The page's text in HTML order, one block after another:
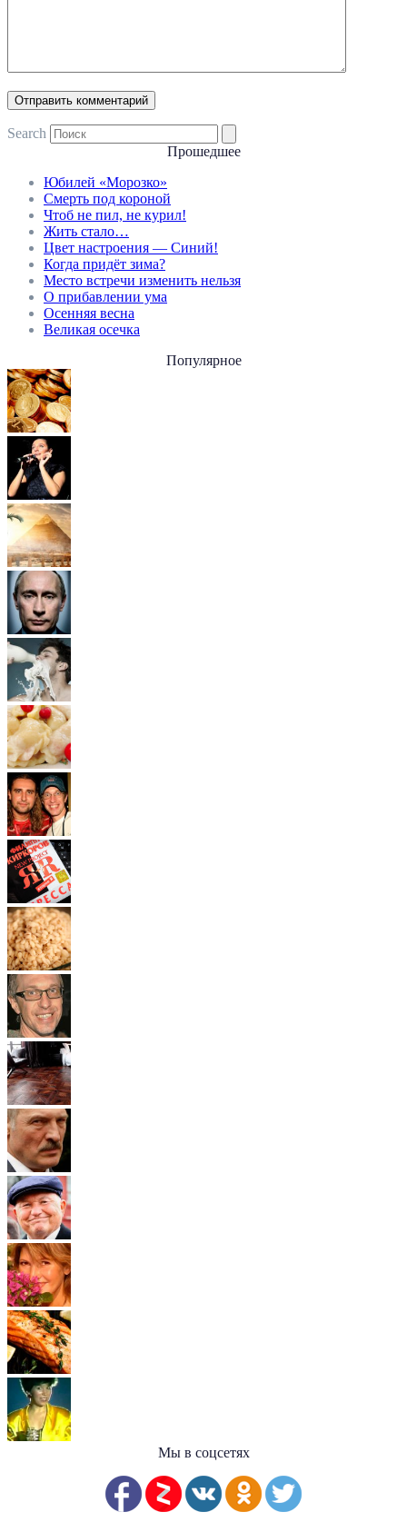
Search
Прошедшее
Юбилей «Морозко»
Смерть под короной
Чтоб не пил, не курил!
Жить стало…
Цвет настроения — Синий!
Когда придёт зима?
Место встречи изменить нельзя
О прибавлении ума
Осенняя весна
Великая осечка
Популярное
Мы в соцсетях